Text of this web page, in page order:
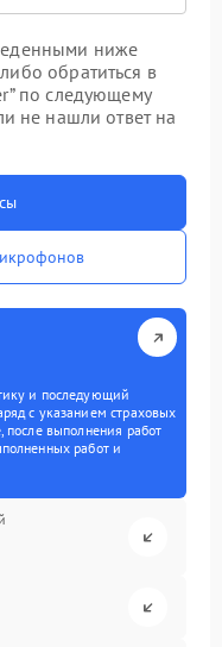
ниже
обратиться в
по следующему
не нашли ответ на
и последующий
с указанием страховых
после выполнения работ
работ и